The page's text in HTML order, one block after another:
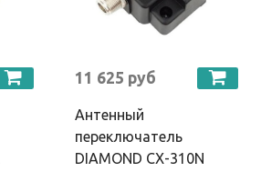
11 625 руб
Антенный
переключатель
DIAMOND CX-310N